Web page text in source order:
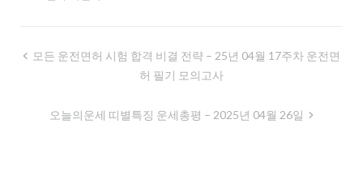
글모든 운전면허 시험 합격 비결 전략 – 25년 04월 17주차 운전면
허 필기 모의고사
오늘의운세 띠별특징 운세총평 – 2025년 04월 26일